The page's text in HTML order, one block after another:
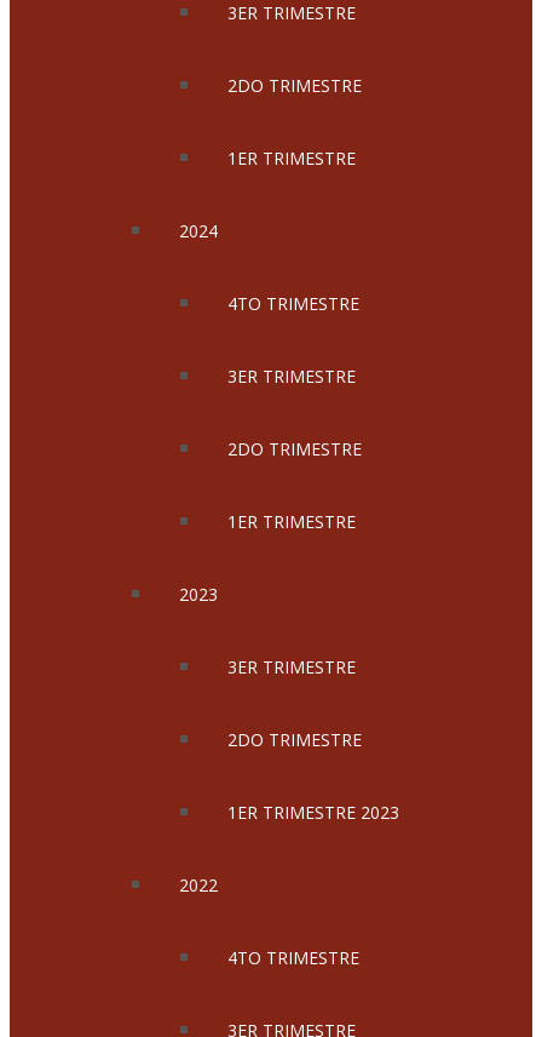
3ER TRIMESTRE
2DO TRIMESTRE
1ER TRIMESTRE
2024
4TO TRIMESTRE
3ER TRIMESTRE
2DO TRIMESTRE
1ER TRIMESTRE
2023
3ER TRIMESTRE
2DO TRIMESTRE
1ER TRIMESTRE 2023
2022
4TO TRIMESTRE
3ER TRIMESTRE